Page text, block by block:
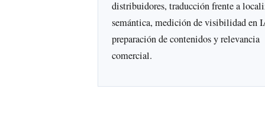
distribuidores, traducción frente a
semántica, medición de visibilidad en
preparación de contenidos y relevancia
comercial.